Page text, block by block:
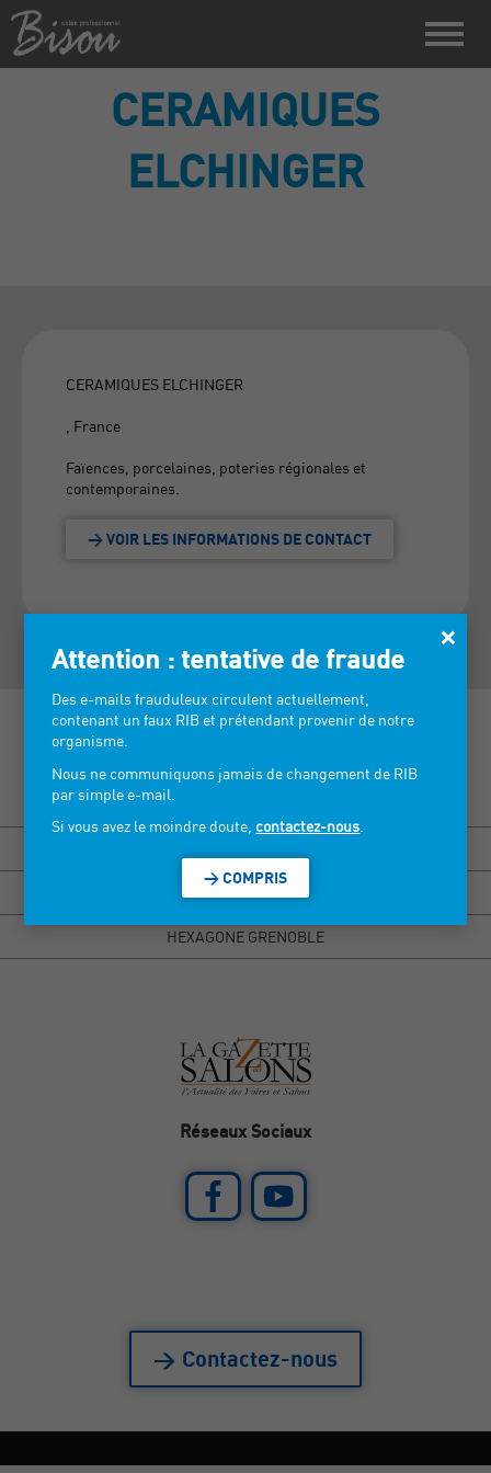
CERAMIQUES
ELCHINGER
CERAMIQUES ELCHINGER
, France
Faïences, porcelaines, poteries régionales et
contemporaines.
> VOIR LES INFORMATIONS DE CONTACT
HEXAGONE RENNES
HEXAGONE GRENOBLE
Réseaux Sociaux
> Contactez-nous
×
Attention : tentative de fraude
Des e-mails frauduleux circulent actuellement,
contenant un faux RIB et prétendant provenir de notre
organisme.
Nous ne communiquons jamais de changement de RIB
par simple e-mail.
Si vous avez le moindre doute, contactez-nous
> COMPRIS